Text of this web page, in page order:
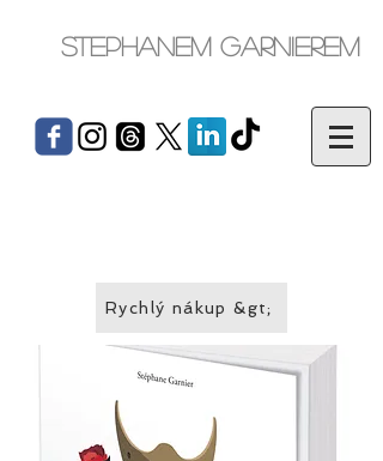
Stephanem Garnierem
Rychlý nákup &gt;